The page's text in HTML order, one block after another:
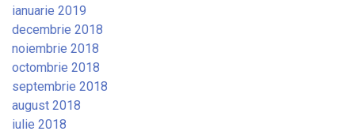
ianuarie 2019
decembrie 2018
noiembrie 2018
octombrie 2018
septembrie 2018
august 2018
iulie 2018